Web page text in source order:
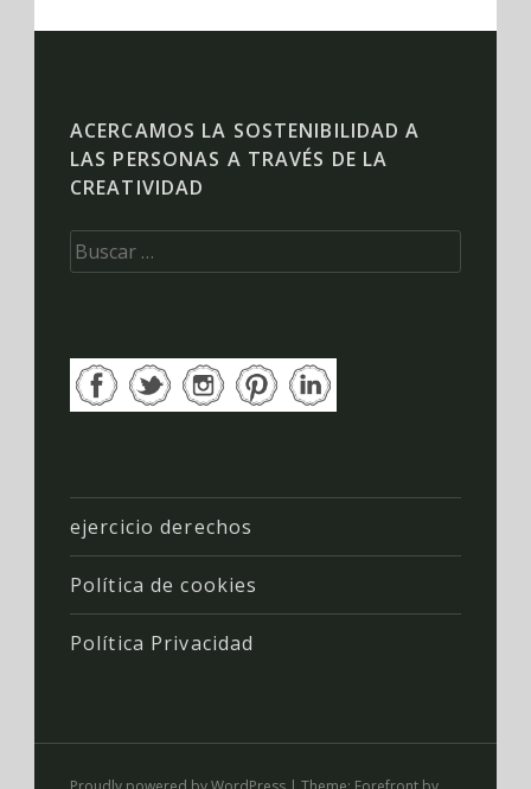
ACERCAMOS LA SOSTENIBILIDAD A
LAS PERSONAS A TRAVÉS DE LA
CREATIVIDAD
Buscar:
ejercicio derechos
Política de cookies
Política Privacidad